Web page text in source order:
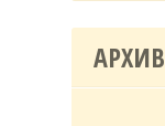
АРХИВ